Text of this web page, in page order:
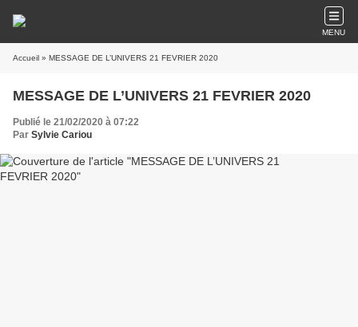
MENU
Accueil » MESSAGE DE L’UNIVERS 21 FEVRIER 2020
MESSAGE DE L’UNIVERS 21 FEVRIER 2020
Publié le 21/02/2020 à 07:22
Par Sylvie Cariou